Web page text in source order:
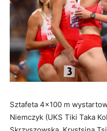
Sztafeta 4×100 m
Niemczyk (UKS Tiki Taka